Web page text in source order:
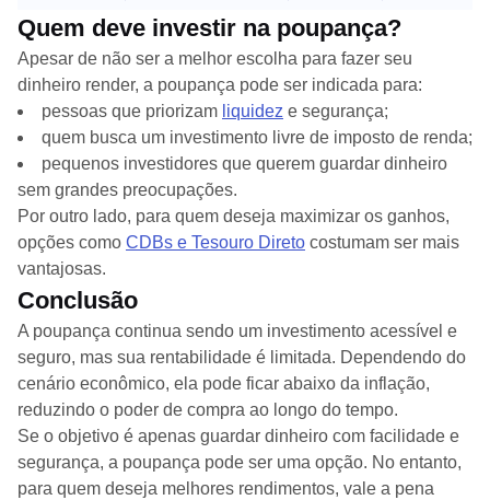
Quem deve investir na poupança?
Apesar de não ser a melhor escolha para fazer seu
dinheiro render, a poupança pode ser indicada para:
pessoas que priorizam liquidez e segurança;
quem busca um investimento livre de imposto de renda;
pequenos investidores que querem guardar dinheiro
sem grandes preocupações.
Por outro lado, para quem deseja maximizar os ganhos,
opções como CDBs e Tesouro Direto costumam ser mais
vantajosas.
Conclusão
A poupança continua sendo um investimento acessível e
seguro, mas sua rentabilidade é limitada. Dependendo do
cenário econômico, ela pode ficar abaixo da inflação,
reduzindo o poder de compra ao longo do tempo.
Se o objetivo é apenas guardar dinheiro com facilidade e
segurança, a poupança pode ser uma opção. No entanto,
para quem deseja melhores rendimentos, vale a pena